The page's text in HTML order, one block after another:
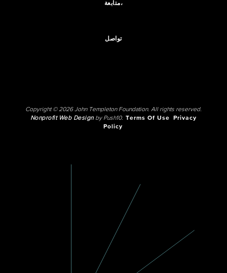
متابعة،
تواصل
Copyright © 2026 John Templeton Foundation. All rights reserved.
Nonprofit Web Designby Push10. Terms Of Use
Privacy
Policy